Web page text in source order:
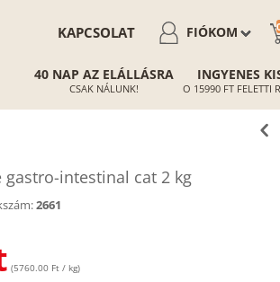
FIÓKOM
KAPCSOLAT
40 NAP AZ ELÁLLÁSRA
CSAK NÁLUNK!
INGYENES
O 15990 FT FELETTI
gastro-intestinal cat 2 kg
2661
(5760.00 Ft / kg)